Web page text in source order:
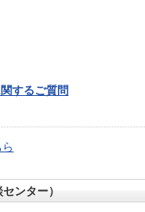
するご質問
ンター）